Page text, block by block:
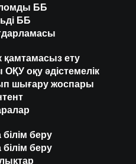
ББ
ББ
қамтамасыз ету
оқу әдістемелік
шығару жоспары
беру
беру